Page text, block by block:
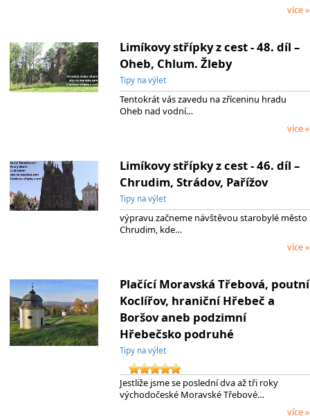
více »
Limíkovy střípky z cest - 48. díl –
Oheb, Chlum. Žleby
Tipy na výlet
Tentokrát vás zavedu na zříceninu hradu
Oheb nad vodní…
více »
Limíkovy střípky z cest - 46. díl –
Chrudim, Strádov, Pařížov
Tipy na výlet
výpravu začneme návštěvou starobylé město
Chrudim, kde…
více »
Plačící Moravská Třebová, poutní
Koclířov, hraniční Hřebeč a
Boršov aneb podzimní
Hřebečsko podruhé
Tipy na výlet
Jestliže jsme se poslední dva až tři roky
východočeské Moravské Třebové…
více »